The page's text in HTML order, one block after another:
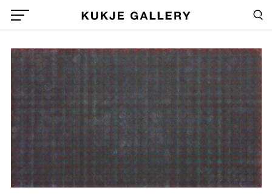
Skip to main content
Global Menu Open Button
1
/upload/exhibitions/ce823da68d7b06158433cafe82129b37.jpg